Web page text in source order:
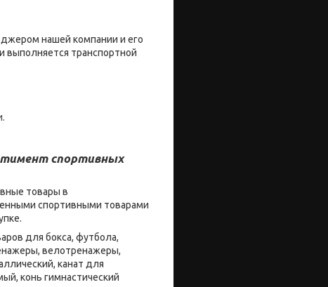
нашей компании и его
выполняется транспортной
спортивных
товары в
спортивными товарами
для бокса, футбола,
велотренажеры,
канат для
конь гимнастический